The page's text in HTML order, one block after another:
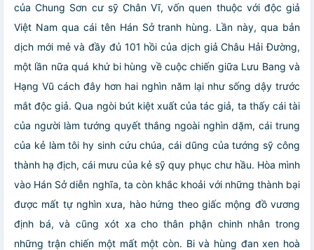
của Chung Sơn cư sỹ Chân Vĩ, vốn quen thuộc với độc giả
Việt Nam qua cái tên Hán Sở tranh hùng. Lần này, qua bản
dịch mới mẻ và đầy đủ 101 hồi của dịch giả Châu Hải Đường,
một lần nữa quá khứ bi hùng về cuộc chiến giữa Lưu Bang và
Hạng Vũ cách đây hơn hai nghìn năm lại như sống dậy trước
mắt độc giả. Qua ngòi bút kiệt xuất của tác giả, ta thấy cái tài
của người làm tướng quyết thắng ngoài nghìn dặm, cái trung
của kẻ làm tôi hy sinh cứu chúa, cái dũng của tướng sỹ công
thành hạ địch, cái mưu của kẻ sỹ quy phục chư hầu. Hòa mình
vào Hán Sở diễn nghĩa, ta còn khắc khoải với những thành bại
được mất tự nghìn xưa, hào hứng theo giấc mộng đồ vương
định bá, và cũng xót xa cho thân phận chinh nhân trong
những trận chiến một mất một còn. Bi và hùng đan xen hoà